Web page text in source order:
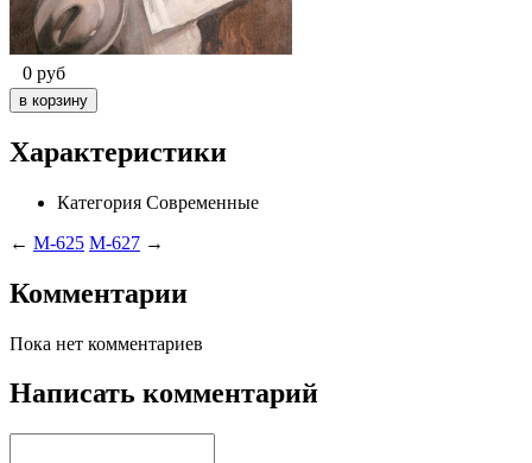
0 руб
Характеристики
Категория Современные
← M-625 M-627 →
Комментарии
Пока нет комментариев
Написать комментарий